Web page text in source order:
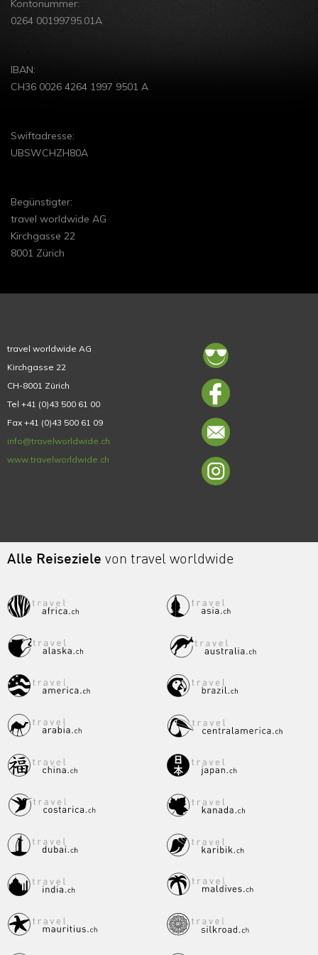
Kontonummer:
0264 00199795.01A
IBAN:
CH36 0026 4264 1997 9501 A
Swiftadresse:
UBSWCHZH80A
Begünstigter:
travel worldwide AG
Kirchgasse 22
8001 Zürich
travel worldwide AG
Kirchgasse 22
CH-8001 Zürich
Tel +41 (0)43 500 61 00
Fax +41 (0)43 500 61 09
info@travelworldwide.ch
www.travelworldwide.ch
Alle Reiseziele von travel worldwide